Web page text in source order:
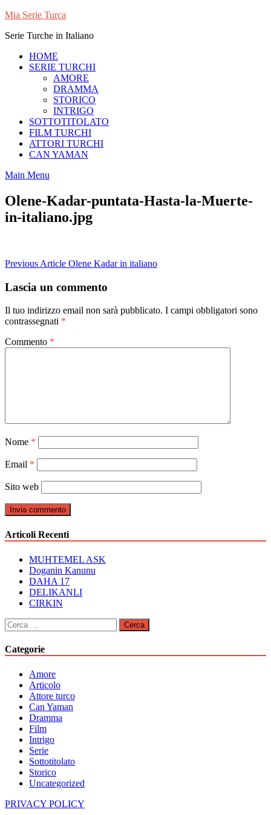
Skip
content
Mia Serie Turca
Serie Turche in Italiano
HOME
SERIE TURCHI
AMORE
DRAMMA
STORICO
INTRIGO
SOTTOTITOLATO
FILM TURCHI
ATTORI TURCHI
CAN YAMAN
Main Menu
Olene-Kadar-puntata-Hasta-la-Muerte-
in-italiano.jpg
Navigazione
articoli
Previous Article Olene Kadar in italiano
Lascia un commento
Il tuo indirizzo email non sarà pubblicato. I campi obbligatori sono
contrassegnati *
Commento *
Nome *
Email *
Sito web
Articoli Recenti
MUHTEMEL ASK
Doganin Kanunu
DAHA 17
DELIKANLI
CIRKIN
Ricerca
per:
Categorie
Amore
Articolo
Attore turco
Can Yaman
Dramma
Film
Intrigo
Serie
Sottotitolato
Storico
Uncategorized
PRIVACY POLICY